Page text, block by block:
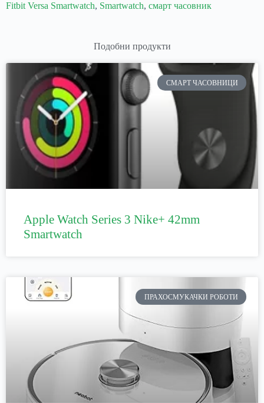
Fitbit Versa Smartwatch, Smartwatch, смарт часовник
Подобни продукти
СМАРТ ЧАСОВНИЦИ
Apple Watch Series 3 Nike+ 42mm
Smartwatch
ПРАХОСМУКАЧКИ РОБОТИ